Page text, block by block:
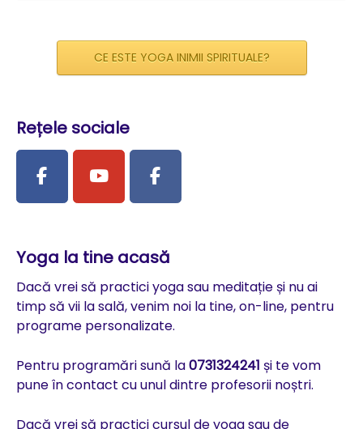
CE ESTE YOGA INIMII SPIRITUALE?
Rețele sociale
Yoga la tine acasă
Dacă vrei să practici yoga sau meditație și nu ai
timp să vii la sală, venim noi la tine, on-line, pentru
programe personalizate.
Pentru programări sună la0731324241 și te vom
pune în contact cu unul dintre profesorii noștri.
Dacă vrei să practici cursul de yoga sau de